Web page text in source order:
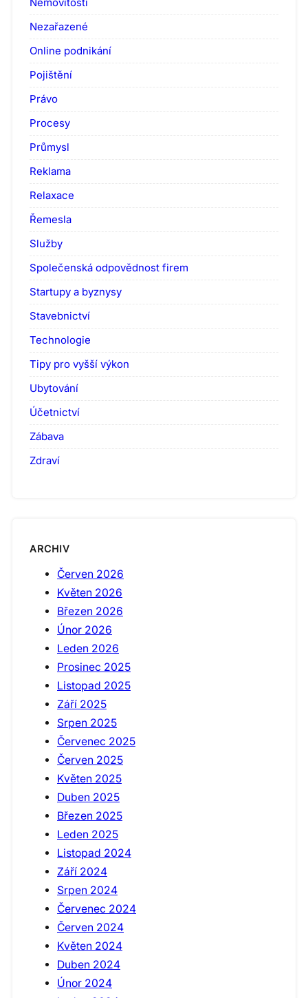
Nezařazené
Online podnikání
Pojištění
Právo
Procesy
Průmysl
Reklama
Relaxace
Řemesla
Služby
Společenská odpovědnost firem
Startupy a byznysy
Stavebnictví
Technologie
Tipy pro vyšší výkon
Ubytování
Účetnictví
Zábava
Zdraví
ARCHIV
Červen 2026
Květen 2026
Březen 2026
Únor 2026
Leden 2026
Prosinec 2025
Listopad 2025
Září 2025
Srpen 2025
Červenec 2025
Červen 2025
Květen 2025
Duben 2025
Březen 2025
Leden 2025
Listopad 2024
Září 2024
Srpen 2024
Červenec 2024
Červen 2024
Květen 2024
Duben 2024
Únor 2024